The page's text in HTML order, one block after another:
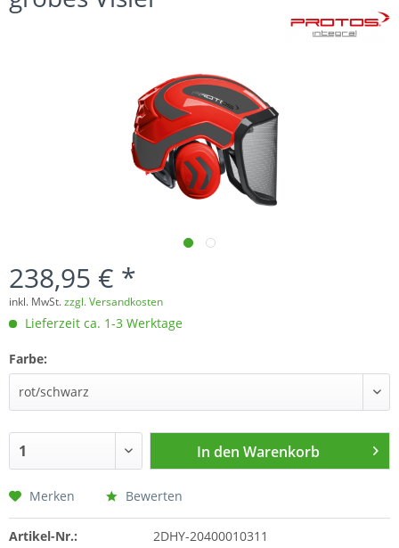
238,95 € *
inkl. MwSt.zzgl. Versandkosten
Lieferzeit ca. 1-3 Werktage
Farbe:
In den Warenkorb
Merken Bewerten
Artikel-Nr.:
2DHY-20400010311